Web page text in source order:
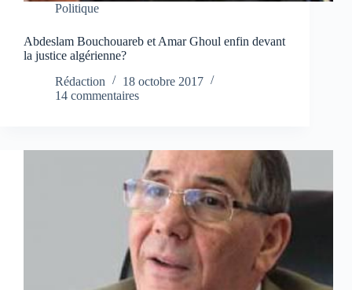
Politique
Abdeslam Bouchouareb et Amar Ghoul enfin devant
la justice algérienne?
Rédaction
18 octobre 2017
14 commentaires